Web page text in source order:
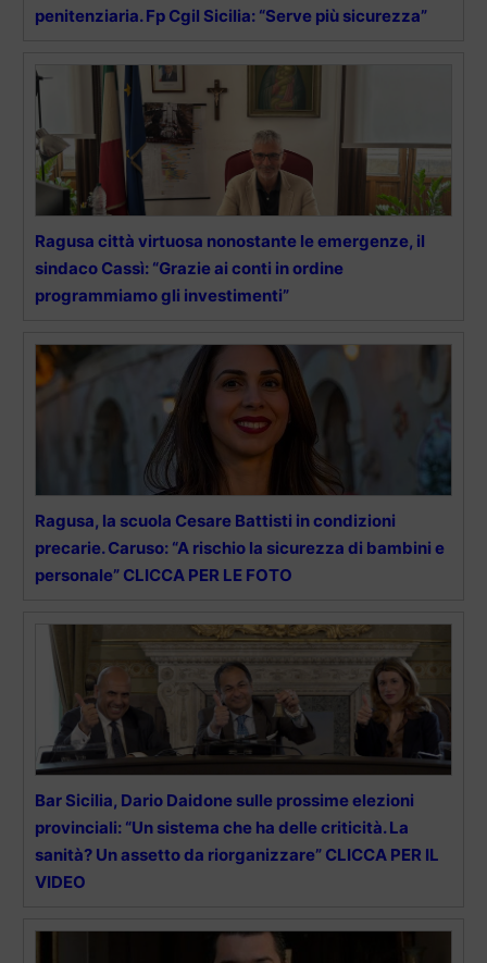
penitenziaria. Fp Cgil Sicilia: “Serve più sicurezza”
Ragusa città virtuosa nonostante le emergenze, il
sindaco Cassì: “Grazie ai conti in ordine
programmiamo gli investimenti”
Ragusa, la scuola Cesare Battisti in condizioni
precarie. Caruso: “A rischio la sicurezza di bambini e
personale” CLICCA PER LE FOTO
Bar Sicilia, Dario Daidone sulle prossime elezioni
provinciali: “Un sistema che ha delle criticità. La
sanità? Un assetto da riorganizzare” CLICCA PER IL
VIDEO